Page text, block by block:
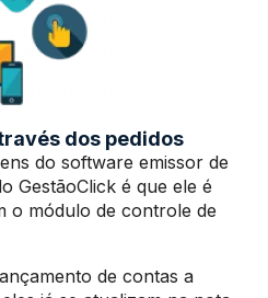
dos pedidos
do software emissor de
GestãoClick é que ele é
o módulo de controle de
de contas a